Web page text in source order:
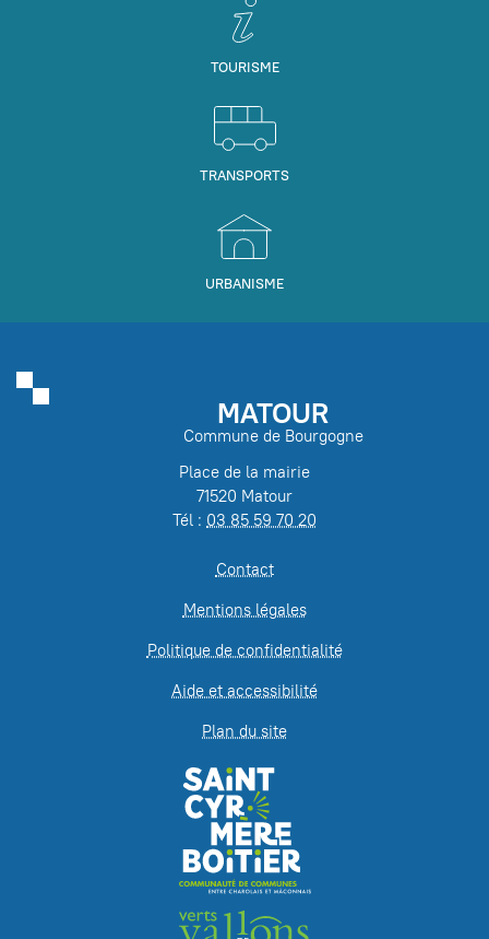
TOURISME
TRANSPORTS
URBANISME
MATOUR
Commune de Bourgogne
Place de la mairie
71520 Matour
Tél : 03 85 59 70 20
Contact
Mentions légales
Politique de confidentialité
Aide et accessibilité
Plan du site